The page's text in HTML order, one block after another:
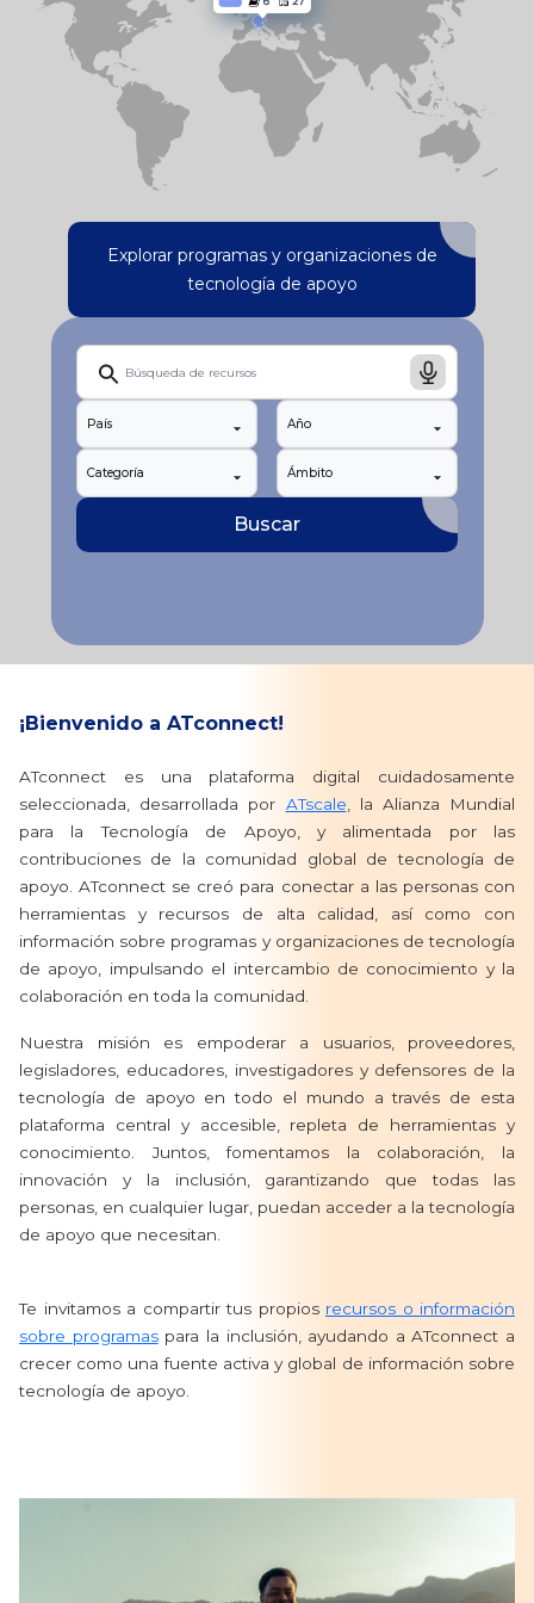
Explorar programas y organizaciones de
tecnología de apoyo
País Año
Categoría Ámbito
Buscar
¡Bienvenido a ATconnect!
ATconnect es una plataforma digital cuidadosamente
seleccionada, desarrollada por ATscale, la Alianza Mundial
para la Tecnología de Apoyo, y alimentada por las
contribuciones de la comunidad global de tecnología de
apoyo. ATconnect se creó para conectar a las personas con
herramientas y recursos de alta calidad, así como con
información sobre programas y organizaciones de tecnología
de apoyo, impulsando el intercambio de conocimiento y la
colaboración en toda la comunidad.
Nuestra misión es empoderar a usuarios, proveedores,
legisladores, educadores, investigadores y defensores de la
tecnología de apoyo en todo el mundo a través de esta
plataforma central y accesible, repleta de herramientas y
conocimiento. Juntos, fomentamos la colaboración, la
innovación y la inclusión, garantizando que todas las
personas, en cualquier lugar, puedan acceder a la tecnología
de apoyo que necesitan.
Te invitamos a compartir tus propios recursos o información
sobre programaspara la inclusión, ayudando a ATconnect a
crecer como una fuente activa y global de información sobre
tecnología de apoyo.